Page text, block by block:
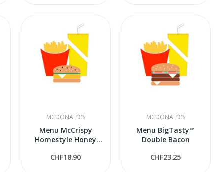
MCDONALD'S
Menu McCrispy
Homestyle Honey
CHF18.90
MCDONALD'S
Menu BigTasty™
Double Bacon
CHF23.25